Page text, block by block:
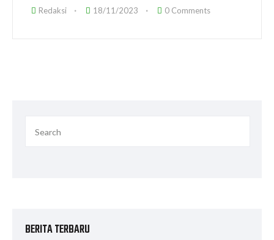
Redaksi 18/11/2023 0 Comments
BERITA TERBARU